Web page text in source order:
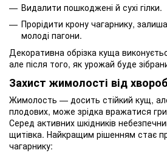
Видалити пошкоджені й сухі гілки.
Прорідити крону чагарнику,
молоді пагони.
Декоративна обрізка куща
але після того, як урожай буде
Захист жимолості від
Жимолость — досить стійкий кущ,
плодових, може зрідка вражатися
Серед активних шкідників
щитівка. Найкращим рішенням стає
чагарнику: